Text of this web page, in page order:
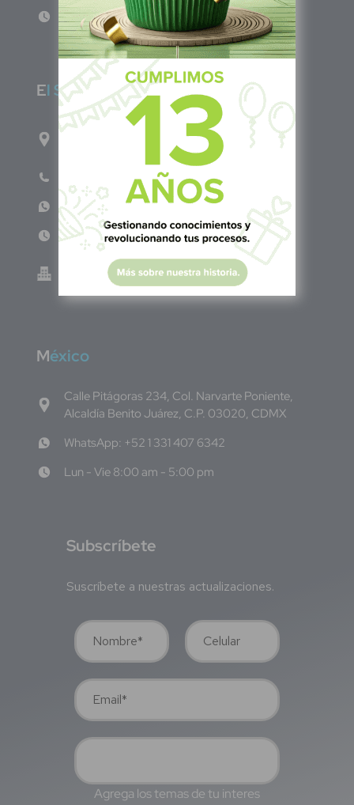
Lun - Vie 8:00am - 5:00pm
El Salvador
1ro Cll Pte, y 61 Av Nte, #3206, Local 9, San
Teléfono: +503 6986 1402
WhatsApp: +503 7687 3923
Lun - Vie 8:00am - 5:00pm
Green Know S.A de C.V - El Salvador 0614-
220118-102-0
México
Calle Pitágoras 234, Col. Narvarte Poniente,
Alcaldía Benito Juárez, C.P. 03020, CDMX
WhatsApp: +52 1 331 407 6342
Lun - Vie 8:00 am - 5:00 pm
Subscríbete
Suscríbete a nuestras actualizaciones.
Agrega los temas de tu interes